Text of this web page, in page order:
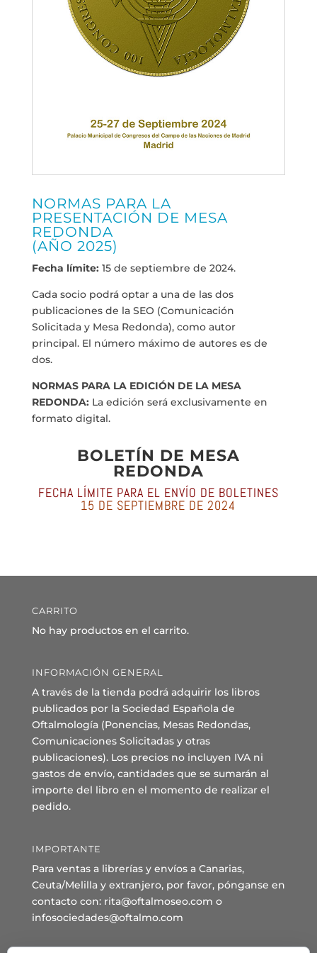
NORMAS PARA LA
PRESENTACIÓN DE MESA
REDONDA
(AÑO 2025)
Fecha límite: 15 de septiembre de 2024.
Cada socio podrá optar a una de las dos
publicaciones de la SEO (Comunicación
Solicitada y Mesa Redonda), como autor
principal. El número máximo de autores es de
dos.
NORMAS PARA LA EDICIÓN DE LA MESA
REDONDA: La edición será exclusivamente en
formato digital.
BOLETÍN DE MESA
REDONDA
FECHA LÍMITE PARA EL ENVÍO DE BOLETINES
15 DE SEPTIEMBRE DE 2024
CARRITO
No hay productos en el carrito.
INFORMACIÓN GENERAL
A través de la tienda podrá adquirir los libros
publicados por la Sociedad Española de
Oftalmología (Ponencias, Mesas Redondas,
Comunicaciones Solicitadas y otras
publicaciones). Los precios no incluyen IVA ni
gastos de envío, cantidades que se sumarán al
importe del libro en el momento de realizar el
pedido.
IMPORTANTE
Para ventas a librerías y envíos a Canarias,
Ceuta/Melilla y extranjero, por favor, pónganse en
contacto con: rita@oftalmoseo.com o
infosociedades@oftalmo.com